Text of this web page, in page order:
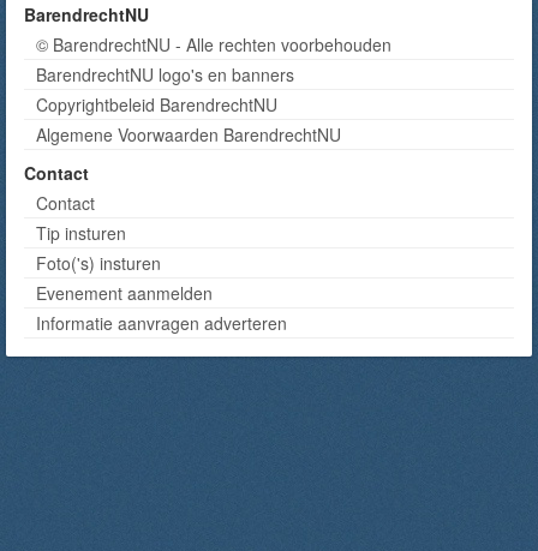
BarendrechtNU
© BarendrechtNU - Alle rechten voorbehouden
BarendrechtNU logo's en banners
Copyrightbeleid BarendrechtNU
Algemene Voorwaarden BarendrechtNU
Contact
Contact
Tip insturen
Foto('s) insturen
Evenement aanmelden
Informatie aanvragen adverteren